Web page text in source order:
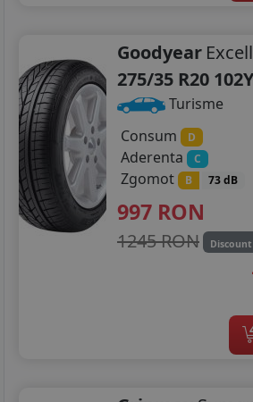
Goodyear
275/35 R20 102Y
Turisme
Consum
D
Aderenta C
Zgomot B 73 dB
997 RON
1245 RON Discount